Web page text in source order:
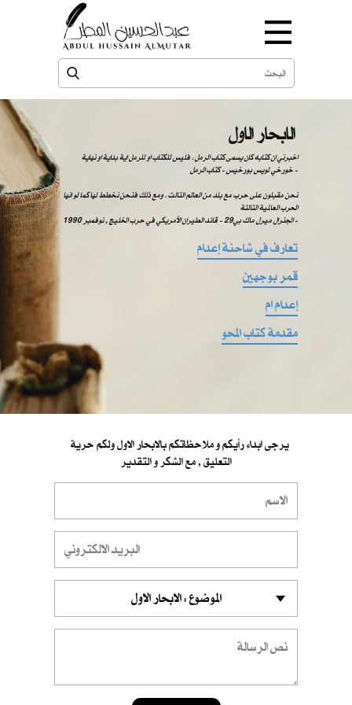
الابحار الاول
اخبرني ان كتابه كان يسمى كتاب الرمل ، فليس للكتاب او للرمل اية بداية او نهاية
خورخي لويس بورخيس - كتاب الرمل -
نحن مقبلون على حرب مع بلد من العالم الثالث ، ومع ذلك فنحن نخطط لها كما لو انها
الحرب العالمية الثالثة
الجنرال ميرل ماك بي29 - قائد الطيران الأمريكي في حرب الخليج , نوفمبر 1990 -
تعارف في شاحنة إعدام
قمر بوجهين
إعدام ام
مقدمة كتاب المحو
التعليق , مع الشكر و التقدير